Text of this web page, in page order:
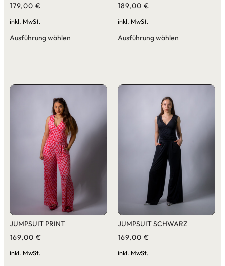
179,00 €
inkl. MwSt.
Ausführung wählen
189,00 €
inkl. MwSt.
Ausführung wählen
JUMPSUIT PRINT
169,00 €
inkl. MwSt.
JUMPSUIT SCHWARZ
169,00 €
inkl. MwSt.